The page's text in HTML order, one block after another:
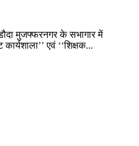
मुजफ्फरनगर के सभागार में
एवं ‘‘शिक्षक...